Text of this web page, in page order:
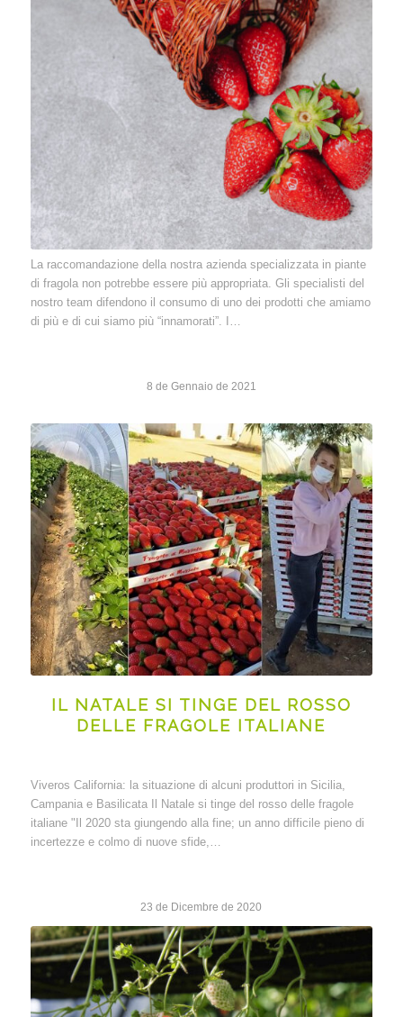
La raccomandazione della nostra azienda specializzata in piante
di fragola non potrebbe essere più appropriata. Gli specialisti del
nostro team difendono il consumo di uno dei prodotti che amiamo
di più e di cui siamo più “innamorati”. I…
8 de Gennaio de 2021
IL NATALE SI TINGE DEL ROSSO
DELLE FRAGOLE ITALIANE
Viveros California: la situazione di alcuni produttori in Sicilia,
Campania e Basilicata Il Natale si tinge del rosso delle fragole
italiane "Il 2020 sta giungendo alla fine; un anno difficile pieno di
incertezze e colmo di nuove sfide,…
23 de Dicembre de 2020